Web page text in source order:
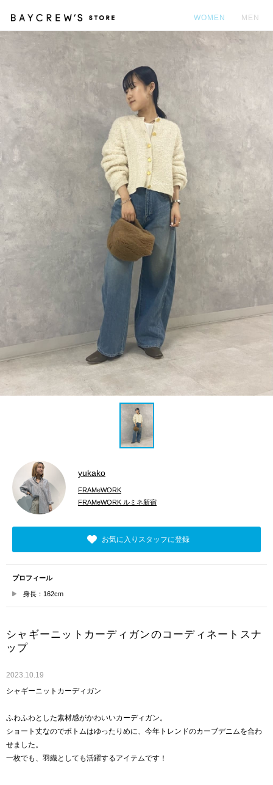
WOMEN MEN
yukako
FRAMeWORK
FRAMeWORK ルミネ新宿
お気に入りスタッフに登録
プロフィール
身長：162cm
シャギーニットカーディガンのコーディネートスナ
ップ
2023.10.19
シャギーニットカーディガン
ふわふわとした素材感がかわいいカーディガン。
ショート丈なのでボトムはゆったりめに、今年トレンドのカーブデニムを合わ
せました。
一枚でも、羽織としても活躍するアイテムです！